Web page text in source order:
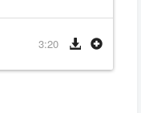
3:20